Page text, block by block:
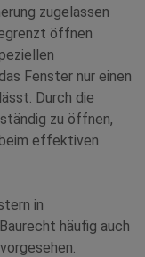
zugelassen
öffnen
Fenster nur einen
Durch die
zu öffnen,
effektiven
in
häufig auch